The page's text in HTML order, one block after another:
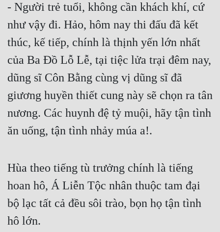
- Người trẻ tuổi, không cần khách khí, cứ
như vậy đi. Hảo, hôm nay thi đấu đã kết
thúc, kế tiếp, chính là thịnh yến lớn nhất
của Ba Đồ Lỗ Lễ, tại tiệc lửa trại đêm nay,
dũng sĩ Côn Bằng cùng vị dũng sĩ đã
giương huyền thiết cung này sẽ chọn ra tân
nương. Các huynh đệ tỷ muội, hãy tận tình
ăn uống, tận tình nhảy múa a!.
Hùa theo tiếng tù trưởng chính là tiếng
hoan hô, Á Liễn Tộc nhân thuộc tam đại
bộ lạc tất cả đều sôi trào, bọn họ tận tình
hô lớn.